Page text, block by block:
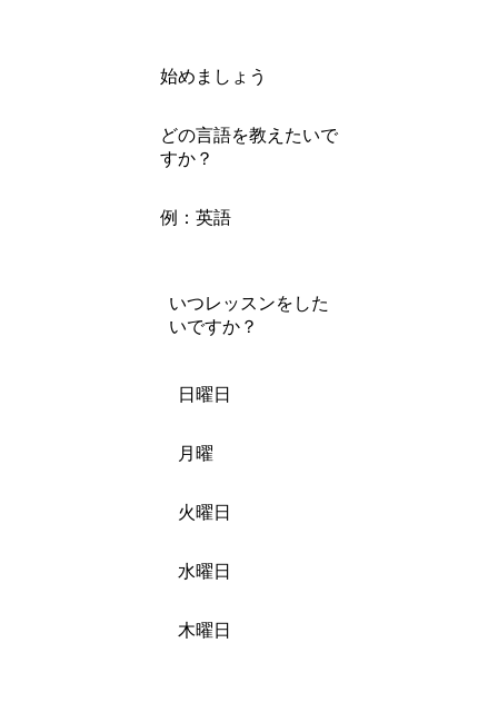
始めましょう
どの言語を教えたいで
すか？
例：英語
いつレッスンをした
いですか？
日曜日
月曜
火曜日
水曜日
木曜日